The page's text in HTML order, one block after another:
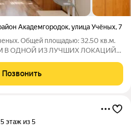
Академгородок,улица Учёных,7
Общей площадью: 32.50 кв.м.
В ОДНОЙ ИЗ ЛУЧШИХ ЛОКАЦИЙ
в первую очередь, а ремонт
- Лицей №130,
Позвонить
5 этаж из 5